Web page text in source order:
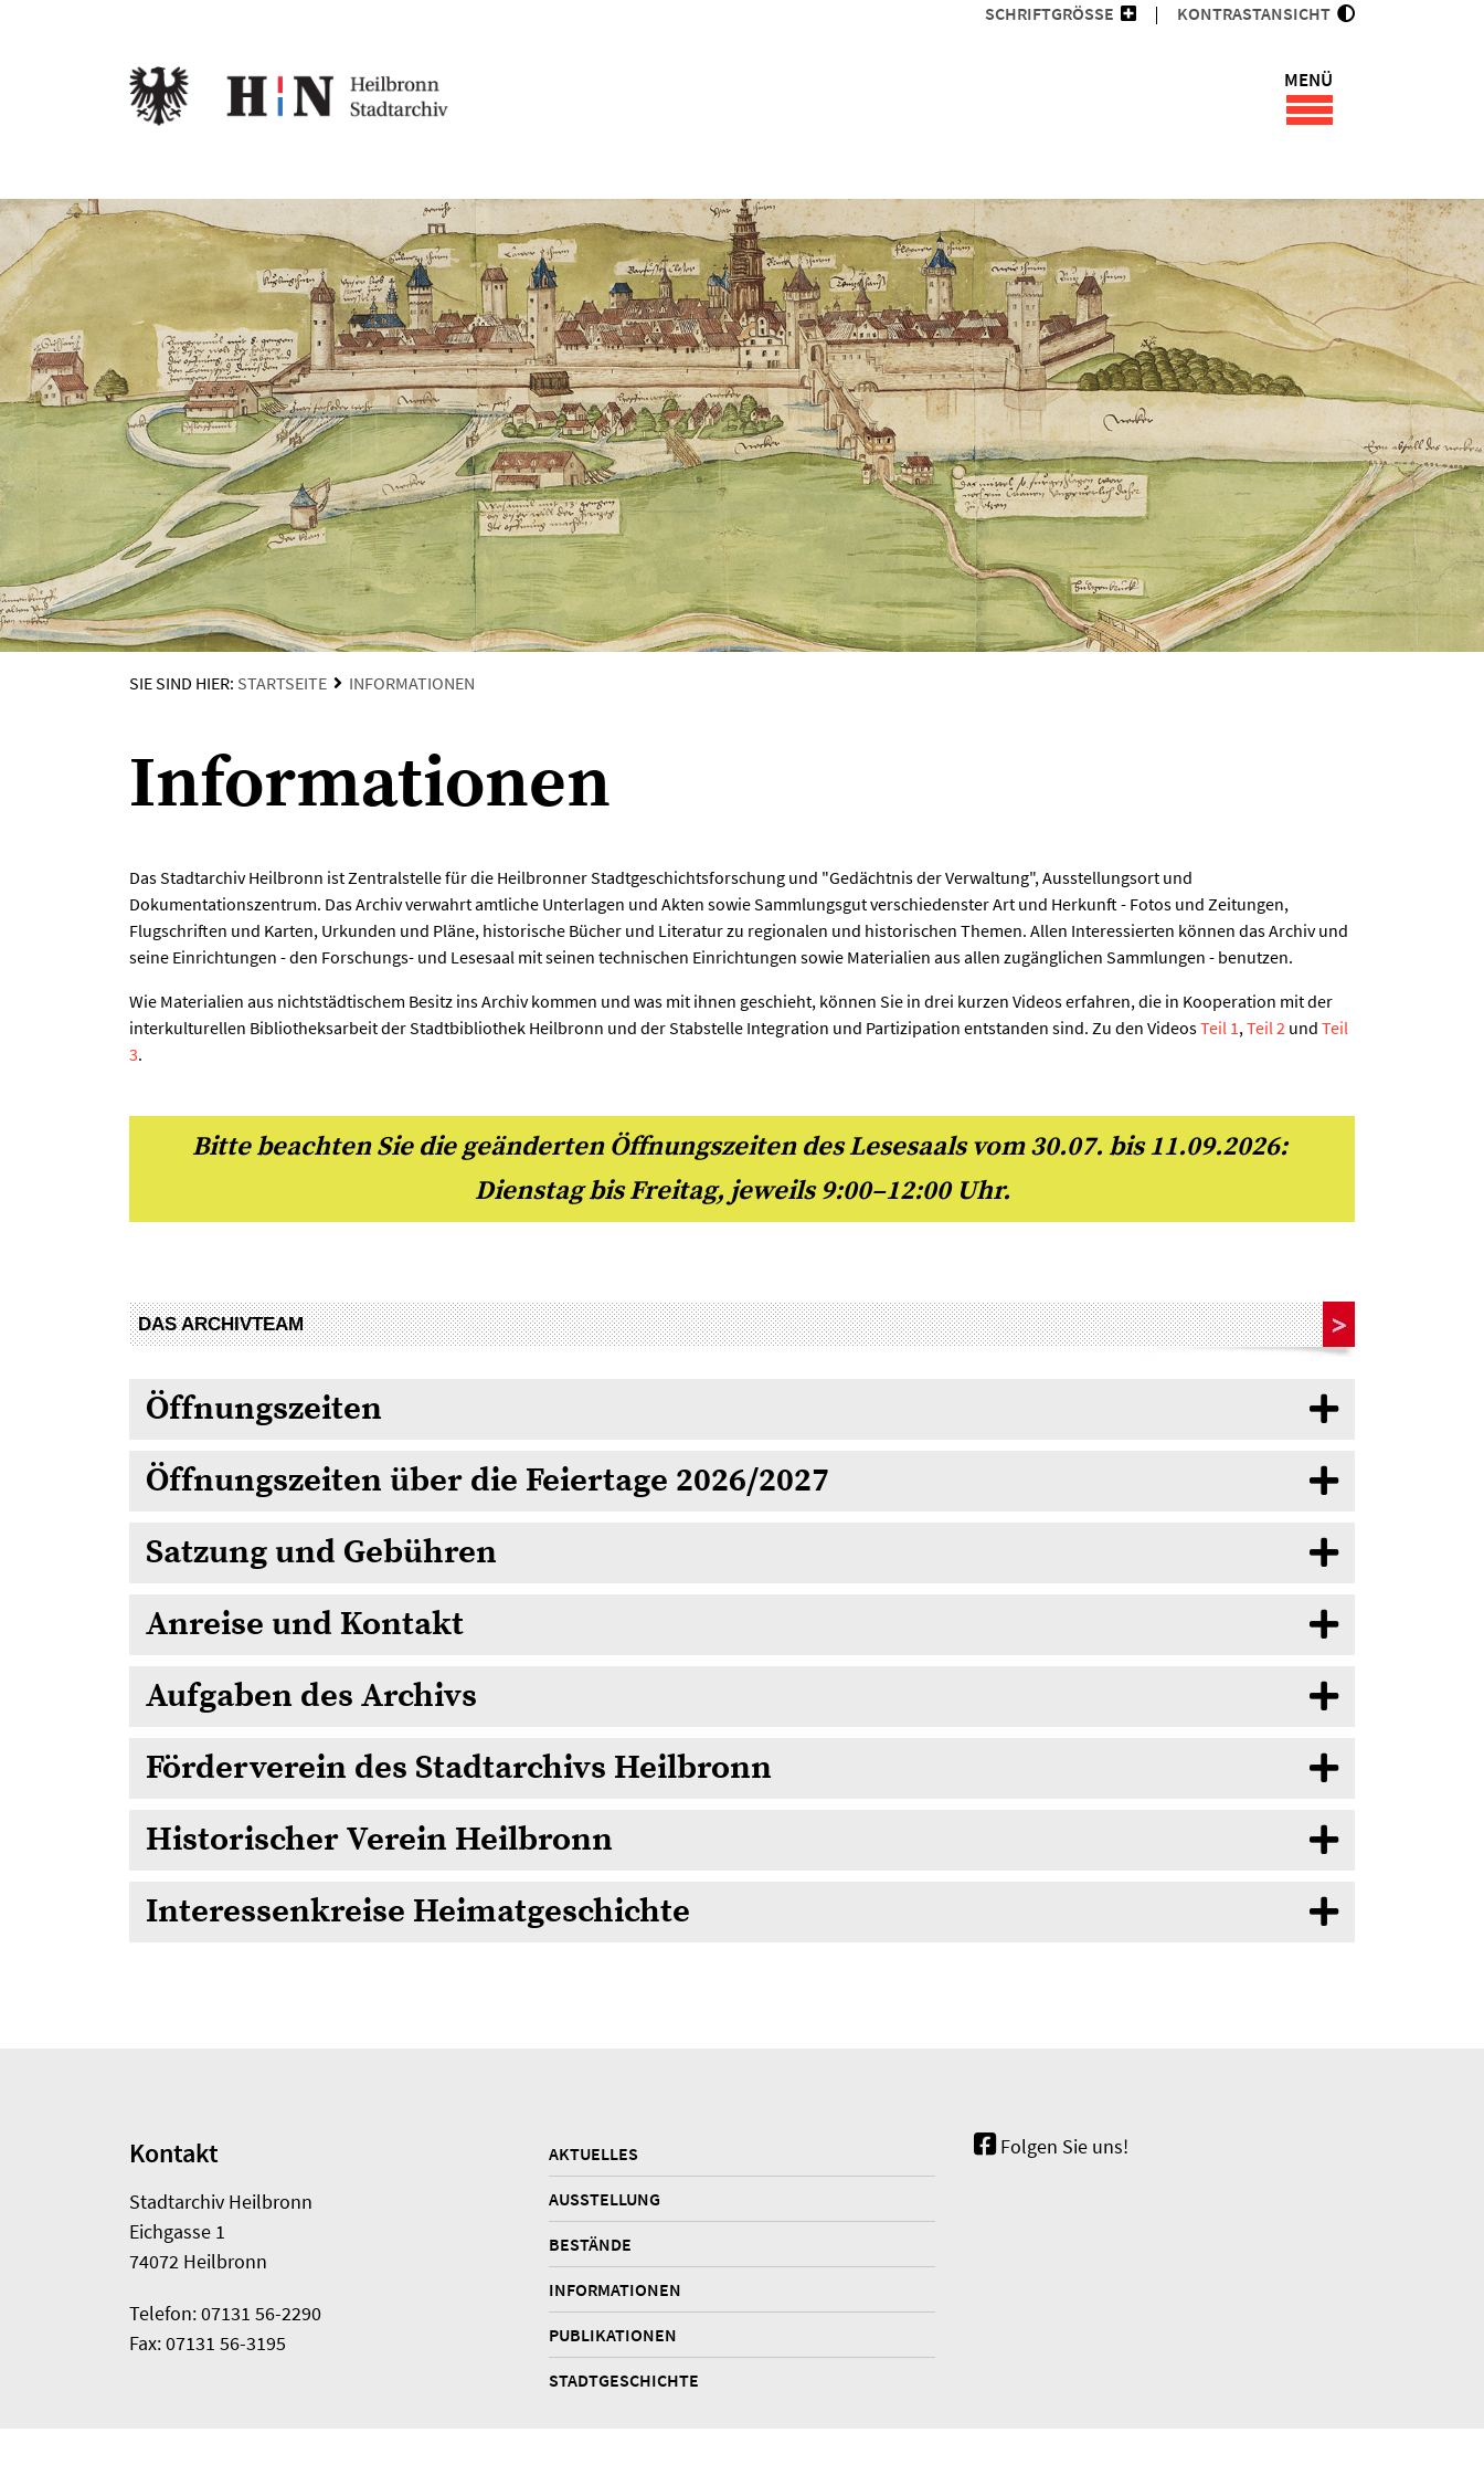
SCHRIFTGRÖSSE KONTRASTANSICHT
MENÜ
SIE SIND HIER: STARTSEITE INFORMATIONEN
Informationen
Das Stadtarchiv Heilbronn ist Zentralstelle für die Heilbronner Stadtgeschichtsforschung und "Gedächtnis der Verwaltung", Ausstellungsort und
Dokumentationszentrum. Das Archiv verwahrt amtliche Unterlagen und Akten sowie Sammlungsgut verschiedenster Art und Herkunft - Fotos und Zeitungen,
Flugschriften und Karten, Urkunden und Pläne, historische Bücher und Literatur zu regionalen und historischen Themen. Allen Interessierten können das Archiv und
seine Einrichtungen - den Forschungs- und Lesesaal mit seinen technischen Einrichtungen sowie Materialien aus allen zugänglichen Sammlungen - benutzen.
Wie Materialien aus nichtstädtischem Besitz ins Archiv kommen und was mit ihnen geschieht, können Sie in drei kurzen Videos erfahren, die in Kooperation mit der
interkulturellen Bibliotheksarbeit der Stadtbibliothek Heilbronn und der Stabstelle Integration und Partizipation entstanden sind. Zu den VideosTeil 1 , Teil 2 und Teil
3.
Bitte beachten Sie die geänderten Öffnungszeiten des Lesesaals vom 30.07. bis 11.09.2026:
Dienstag bis Freitag, jeweils 9:00–12:00 Uhr.
DAS ARCHIVTEAM
Öffnungszeiten
Öffnungszeiten über die Feiertage 2026/2027
Satzung und Gebühren
Anreise und Kontakt
Aufgaben des Archivs
Förderverein des Stadtarchivs Heilbronn
Historischer Verein Heilbronn
Interessenkreise Heimatgeschichte
Kontakt
Stadtarchiv Heilbronn
Eichgasse 1
74072 Heilbronn
Telefon: 07131 56-2290
Fax: 07131 56-3195
AKTUELLES
AUSSTELLUNG
BESTÄNDE
INFORMATIONEN
PUBLIKATIONEN
STADTGESCHICHTE
Folgen Sie uns!